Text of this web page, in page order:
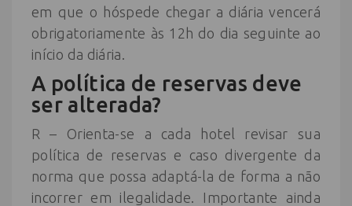
em que o hóspede chegar a diária vencerá
obrigatoriamente às 12h do dia seguinte ao
início da diária.
A política de reservas deve
ser alterada?
R – Orienta-se a cada hotel revisar sua
política de reservas e caso divergente da
norma que possa adaptá-la de forma a não
incorrer em ilegalidade. Importante ainda